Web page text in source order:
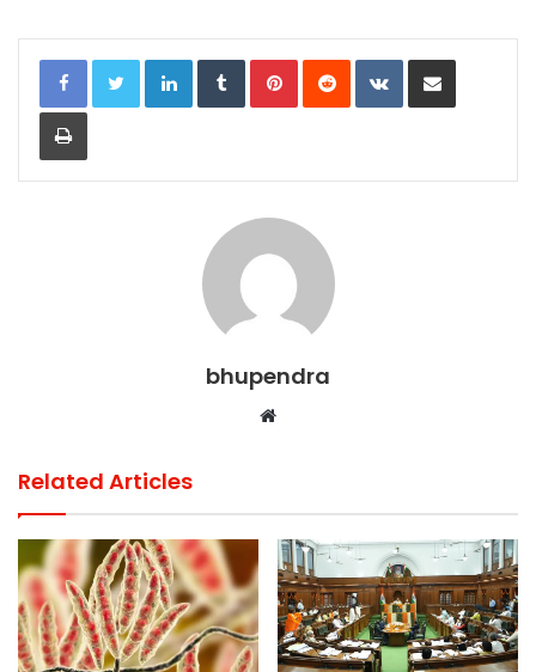
b
o
o
k
A
p
p
LinkedInTumblrPinterestReddit VKontakteShare via Email
Print
bhupendra
Website
Related Articles